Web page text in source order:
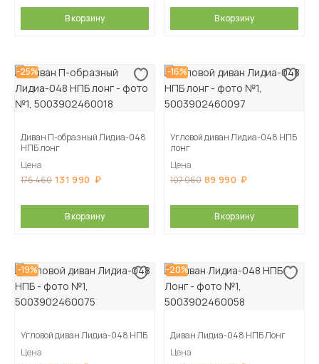
В корзину В корзину
-25%
Диван П-образный Лидиа-048
НПБ лонг
Цена
176 460 131 990
В корзину
-16%
Угловой диван Лидиа-048 НПБ
лонг
Цена
107 060 89 990
В корзину
-19%
Угловой диван Лидиа-048 НПБ
Цена
-20%
Диван Лидиа-048 НПБ Лонг
Цена